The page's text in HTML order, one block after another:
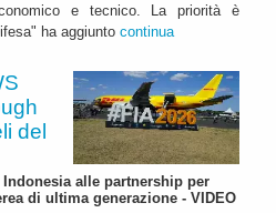
e tecnico. La priorità è
ha aggiunto continua
del
alle partnership per
di ultima generazione - VIDEO